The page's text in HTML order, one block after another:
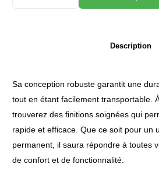
(année
2020)
Description
Sa conception robuste garantit une
tout en étant facilement transportable.
trouverez des finitions soignées qui
rapide et efficace. Que ce soit pour un
permanent, il saura répondre à toutes
de confort et de fonctionnalité.